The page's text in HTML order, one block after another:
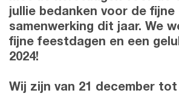
jullie bedanken voor de fijne
samenwerking dit jaar. We
fijne feestdagen en een
2024!
Wij zijn van 21 december